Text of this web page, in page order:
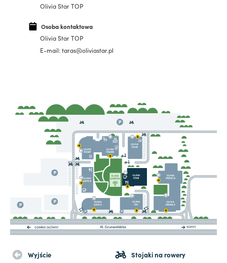
Olivia Star TOP
Osoba kontaktowa
Olivia Star TOP
E-mail: taras@oliviastar.pl
Wyjście Stojaki na rowery